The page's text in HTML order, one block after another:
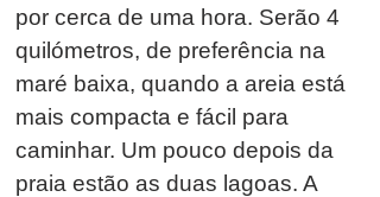
por cerca de uma hora. Serão 4
quilómetros, de preferência na
maré baixa, quando a areia está
mais compacta e fácil para
caminhar. Um pouco depois da
praia estão as duas lagoas. A